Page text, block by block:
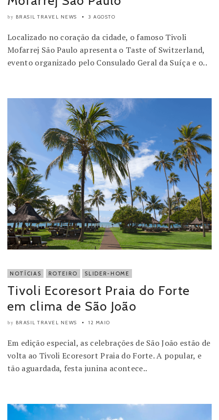
by BRASIL TRAVEL NEWS 3 AGOSTO
Localizado no coração da cidade, o famoso Tivoli
Mofarrej São Paulo apresenta o Taste of Switzerland,
evento organizado pelo Consulado Geral da Suíça e o..
NOTÍCIAS ROTEIRO SLIDER-HOME
Tivoli Ecoresort Praia do Forte
em clima de São João
by BRASIL TRAVEL NEWS 12 MAIO
Em edição especial, as celebrações de São João estão de
volta ao Tivoli Ecoresort Praia do Forte. A popular, e
tão aguardada, festa junina acontece..